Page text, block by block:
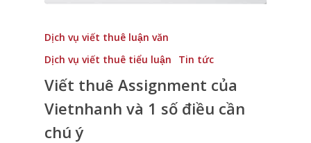
Dịch vụ viết thuê luận văn
Dịch vụ viết thuê tiểu luận
Tin tức
Viết thuê Assignment của
Vietnhanh và 1 số điều cần
chú ý